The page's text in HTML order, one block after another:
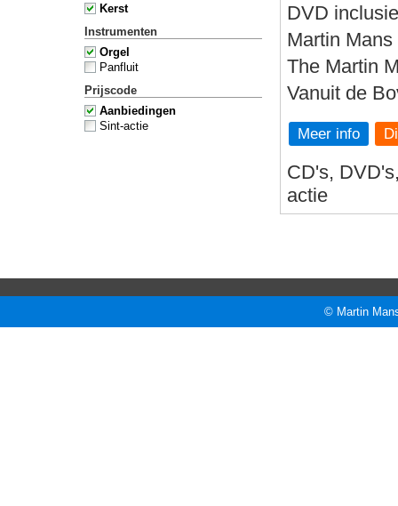
Kerst
Instrumenten
Orgel
Panfluit
Prijscode
Aanbiedingen
Sint-actie
DVD
Martin
The Martin
Vanuit de
Meer info
CD's,
actie
© Martin